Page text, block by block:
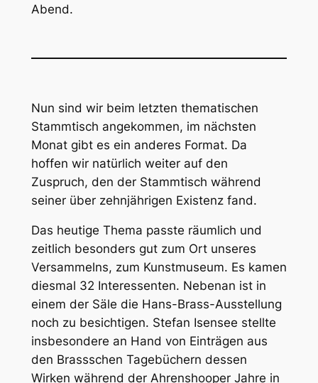
Abend.
Nun sind wir beim letzten thematischen
Stammtisch angekommen, im nächsten
Monat gibt es ein anderes Format. Da
hoffen wir natürlich weiter auf den
Zuspruch, den der Stammtisch während
seiner über zehnjährigen Existenz fand.
Das heutige Thema passte räumlich und
zeitlich besonders gut zum Ort unseres
Versammelns, zum Kunstmuseum. Es kamen
diesmal 32 Interessenten. Nebenan ist in
einem der Säle die Hans-Brass-Ausstellung
noch zu besichtigen. Stefan Isensee stellte
insbesondere an Hand von Einträgen aus
den Brassschen Tagebüchern dessen
Wirken während der Ahrenshooper Jahre in